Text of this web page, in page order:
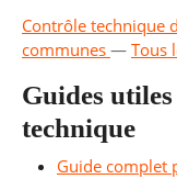
Contrôle technique
communes — Tous
Guides
technique
Guide complet